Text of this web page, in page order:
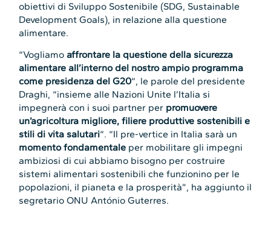
obiettivi di Sviluppo Sostenibile (SDG, Sustainable
Development Goals), in relazione alla questione
alimentare.
“Vogliamoaffrontare la questione della sicurezza
alimentare all’interno del nostro ampio programma
come presidenza del G20“, le parole del presidente
Draghi, “insieme alle Nazioni Unite l’Italia si
impegnerà con i suoi partner per promuovere
un’agricoltura migliore, filiere produttive sostenibili e
stili di vita salutari“. “Il pre-vertice in Italia sarà un
momento fondamentale per mobilitare gli impegni
ambiziosi di cui abbiamo bisogno per costruire
sistemi alimentari sostenibili che funzionino per le
popolazioni, il pianeta e la prosperità”, ha aggiunto il
segretario ONU António Guterres.